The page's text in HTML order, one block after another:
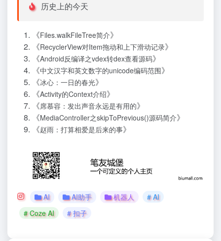
历史上的今天
《Files.walkFileTree简介》
《RecyclerView对Item拖动和上下滑动记录》
《Android反编译之vdex转dex查看源码》
《中文汉字和英文数字的unicode编码范围》
《冰心：一日的春光》
《Activity的Context介绍》
《席慕容：发出声音永远是有用的》
《MediaController之skipToPrevious()源码简介》
《赵雨：打算相爱是后来的事》
AI AI助手 机器人
# AI
# Coze AI
# 扣子